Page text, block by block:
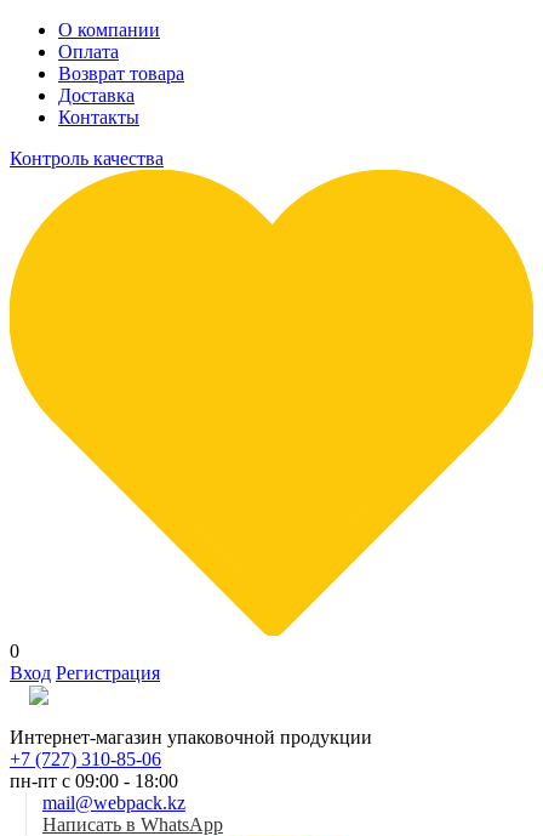
О компании
Оплата
Возврат товара
Доставка
Контакты
Контроль качества
0
Вход Регистрация
Интернет-магазин упаковочной продукции
+7 (727) 310-85-06
пн-пт с 09:00 - 18:00
mail@webpack.kz
Написать в WhatsApp